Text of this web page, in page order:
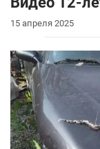
15 апреля 2025